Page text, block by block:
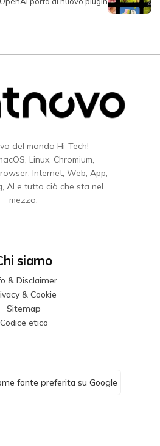
del mondo Hi-Tech! —
Linux, Chromium,
Internet, Web, App,
AI e tutto ciò che sta nel
mezzo.
siamo
& Disclaimer
& Cookie
Sitemap
Codice etico
fonte preferita su Google